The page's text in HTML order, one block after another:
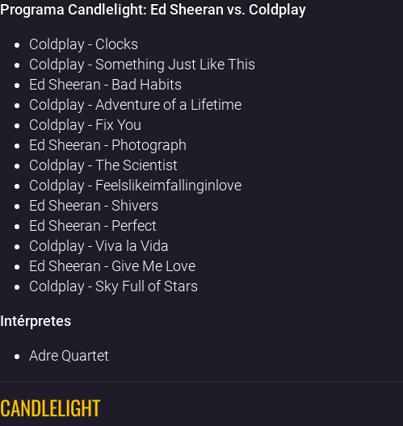
Programa Candlelight: Ed Sheeran vs. Coldplay
Coldplay - Clocks
Coldplay - Something Just Like This
Ed Sheeran - Bad Habits
Coldplay - Adventure of a Lifetime
Coldplay - Fix You
Ed Sheeran - Photograph
Coldplay - The Scientist
Coldplay - Feelslikeimfallinginlove
Ed Sheeran - Shivers
Ed Sheeran - Perfect
Coldplay - Viva la Vida
Ed Sheeran - Give Me Love
Coldplay - Sky Full of Stars
Intérpretes
Adre Quartet
CANDLELIGHT